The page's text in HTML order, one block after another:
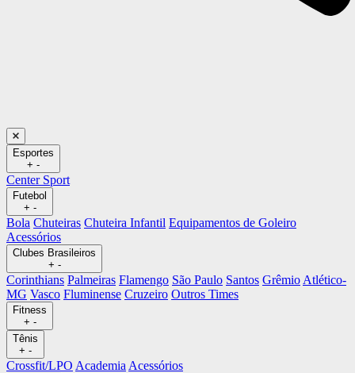
Esportes
+ -
Center Sport
Futebol
+ -
Bola Chuteiras Chuteira Infantil Equipamentos de Goleiro
Acessórios
Clubes Brasileiros
+ -
Corinthians Palmeiras Flamengo São Paulo Santos Grêmio Atlético-
MG Vasco Fluminense Cruzeiro Outros Times
Fitness
+ -
Tênis
+ -
Crossfit/LPO Academia Acessórios